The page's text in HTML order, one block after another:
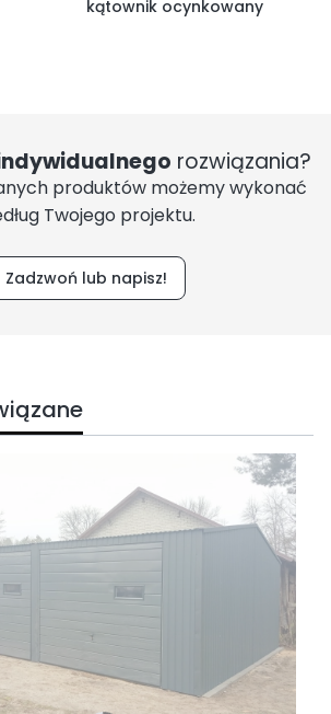
kątownik ocynkowany
rozwiązania?
produktów możemy wykonać
Twojego projektu.
Zadzwoń lub napisz!